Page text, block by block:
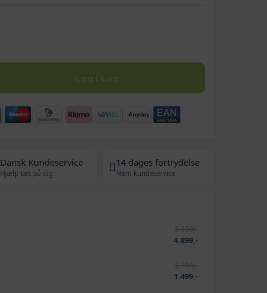
Læg i kurv
Dansk Kundeservice
Hjælp tæt på dig
14 dages fortrydelse
Nem kundeservice
8.430,-
4.899,-
2.194,-
1.499,-